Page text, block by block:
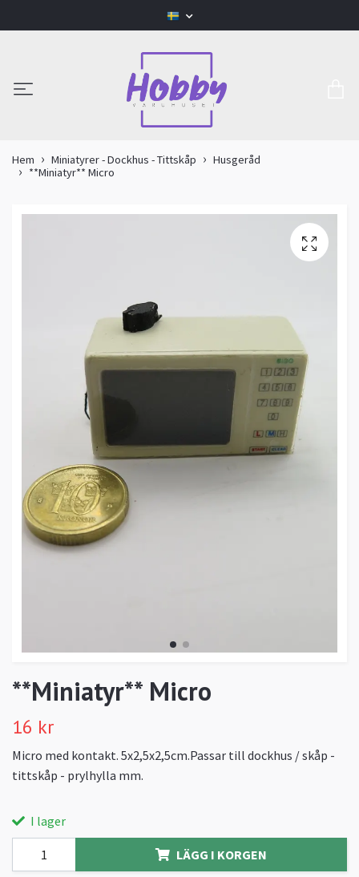
Hem Miniatyrer - Dockhus - Tittskåp
Husgeråd
**Miniatyr** Micro
**Miniatyr** Micro
16 kr
Micro med kontakt. 5x2,5x2,5cm.Passar till dockhus / skåp -
tittskåp - prylhylla mm.
I lager
LÄGG I KORGEN